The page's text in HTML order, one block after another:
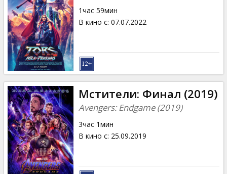
1час 59мин
В кино с: 07.07.2022
Мстители: Финал (2019)
Avengers: Endgame (2019)
3час 1мин
В кино с: 25.09.2019